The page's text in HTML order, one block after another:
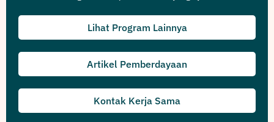
Lihat Program Lainnya
Artikel Pemberdayaan
Kontak Kerja Sama